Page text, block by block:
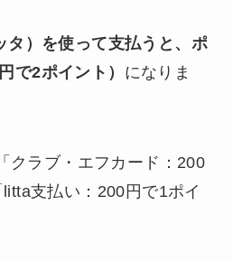
）を使って支払うと、ポ
で2ポイント） になりま
クラブ・エフカード：200
支払い：200円で1ポイ